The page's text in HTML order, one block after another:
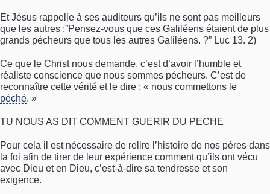
Et Jésus rappelle à ses auditeurs qu’ils ne sont pas meilleurs
que les autres :”Pensez-vous que ces Galiléens étaient de plus
grands pécheurs que tous les autres Galiléens. ?” Luc 13. 2)
Ce que le Christ nous demande, c’est d’avoir l’humble et
réaliste conscience que nous sommes pécheurs. C’est de
reconnaître cette vérité et le dire : « nous commettons le
péché. »
TU NOUS AS DIT COMMENT GUERIR DU PECHE
Pour cela il est nécessaire de relire l’histoire de nos pères dans
la foi afin de tirer de leur expérience comment qu’ils ont vécu
avec Dieu et en Dieu, c’est-à-dire sa tendresse et son
exigence.